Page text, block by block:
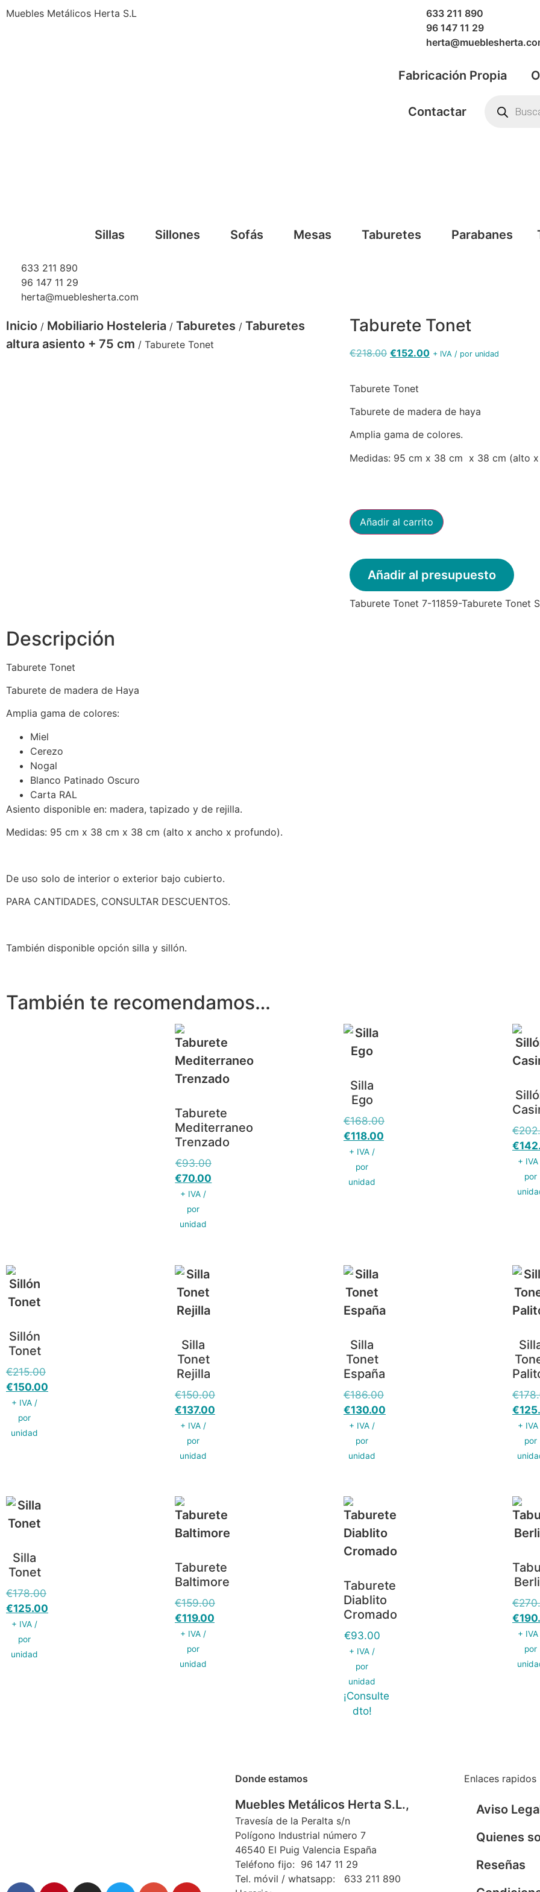
Muebles Metálicos Herta S.L
633 211 890
96 147 11 29
Fabricación Propia
Contactar
Sillas Sillones Sofás Mesas Taburetes Parabanes
633 211 890
96 147 11 29
herta@mueblesherta.com
Inicio / Mobiliario Hosteleria / Taburetes / Taburetes
altura asiento + 75 cm / Taburete Tonet
Taburete Tonet
€218.00 €152.00 + IVA / por unidad
Taburete Tonet
Taburete de madera de haya
Amplia gama de colores.
Medidas: 95 cm x 38 cm x 38 cm (alto
Añadir al carrito
Añadir al presupuesto
Taburete Tonet 7-11859-Taburete Tonet
Descripción
Taburete Tonet
Taburete de madera de Haya
Amplia gama de colores:
Miel
Cerezo
Nogal
Blanco Patinado Oscuro
Carta RAL
Asiento disponible en: madera, tapizado y de rejilla.
Medidas: 95 cm x 38 cm x 38 cm (alto x ancho x profundo).
De uso solo de interior o exterior bajo cubierto.
PARA CANTIDADES, CONSULTAR DESCUENTOS.
También disponible opción silla y sillón.
También te recomendamos…
Taburete
Mediterraneo
Trenzado
€93.00
€70.00
+ IVA /
por
unidad
Silla
Ego
€168.00
€118.00
+ IVA /
por
unidad
€
€
+
por
Sillón
Tonet
€215.00
€150.00
+ IVA /
por
unidad
Silla
Tonet
Rejilla
€150.00
€137.00
+ IVA /
por
unidad
Silla
Tonet
España
€186.00
€130.00
+ IVA /
por
unidad
€
€
+
por
Silla
Tonet
€178.00
€125.00
+ IVA /
por
unidad
Taburete
Baltimore
€159.00
€119.00
+ IVA /
por
unidad
Taburete
Diablito
Cromado
€93.00
+ IVA /
por
unidad
¡Consulte
dto!
€
€
+
por
Donde estamos
Muebles Metálicos Herta S.L.,
Travesía de la Peralta s/n
Polígono Industrial número 7
46540 El Puig Valencia España
Teléfono fijo: 96 147 11 29
Tel. móvil / whatsapp: 633 211 890
Enlaces rapidos
Aviso
Quienes
Reseñas